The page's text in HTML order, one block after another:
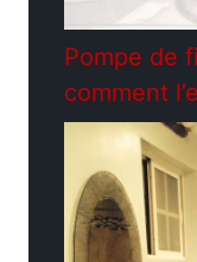
Pompe de
comment